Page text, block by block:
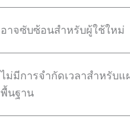
อาจซับซ้อนสำหรับผู้ใช้ใหม่
ไม่มีการจำกัดเวลาสำหรับแ
พื้นฐาน